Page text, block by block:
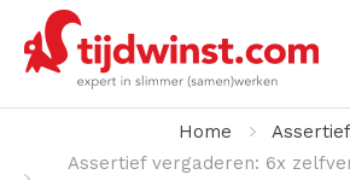
Home
Assertief
Assertief vergaderen: 6x